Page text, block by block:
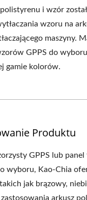
i wzór
wzoru na
maszyny.
GPPS do
gamie kolorów.
Produktu
GPPS lub
wyboru, Kao-Chia
jak brązowy,
arkusz